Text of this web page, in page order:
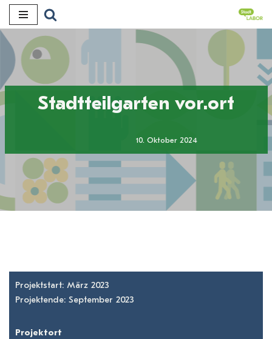
Inhalt
Stadtteilgarten vor.ort
10. Oktober 2024
Projektstart: März 2023
Projektende: September 2023
Projektort